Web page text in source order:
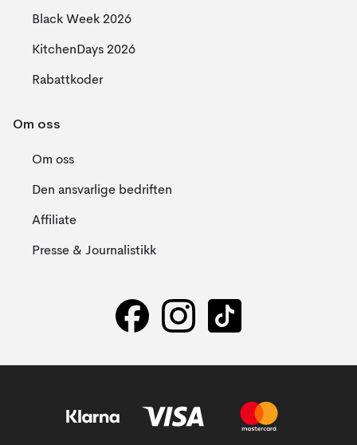
Black Week 2026
KitchenDays 2026
Rabattkoder
Om oss
Om oss
Den ansvarlige bedriften
Affiliate
Presse & Journalistikk